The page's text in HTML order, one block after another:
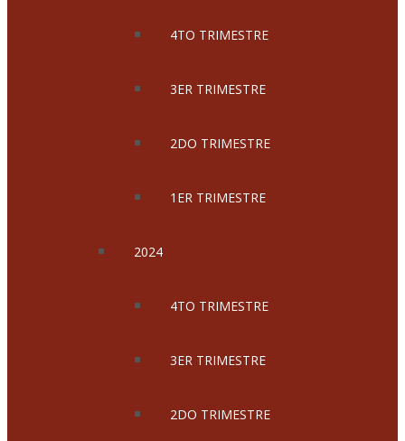
4TO TRIMESTRE
3ER TRIMESTRE
2DO TRIMESTRE
1ER TRIMESTRE
2024
4TO TRIMESTRE
3ER TRIMESTRE
2DO TRIMESTRE